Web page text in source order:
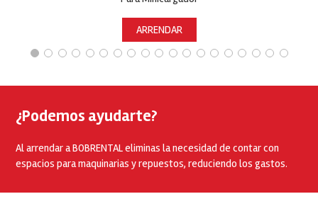
ARRENDAR
¿Podemos ayudarte?
Al arrendar a BOBRENTAL eliminas la necesidad de contar con
espacios para maquinarias y repuestos, reduciendo los gastos.